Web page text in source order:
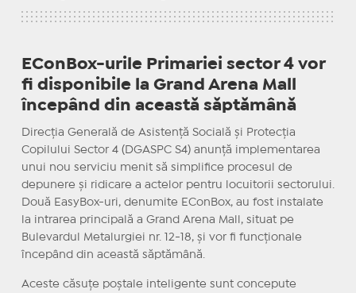
EConBox-urile Primariei sector 4 vor
fi disponibile la Grand Arena Mall
începând din această săptămână
Direcția Generală de Asistență Socială și Protecția
Copilului Sector 4 (DGASPC S4) anunță implementarea
unui nou serviciu menit să simplifice procesul de
depunere și ridicare a actelor pentru locuitorii sectorului.
Două EasyBox-uri, denumite EConBox, au fost instalate
la intrarea principală a Grand Arena Mall, situat pe
Bulevardul Metalurgiei nr. 12-18, și vor fi funcționale
începând din această săptămână.
Aceste căsuțe poștale inteligente sunt concepute